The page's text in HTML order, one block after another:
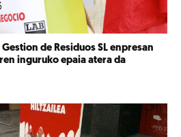
de Residuos SL enpresan
inguruko epaia atera da